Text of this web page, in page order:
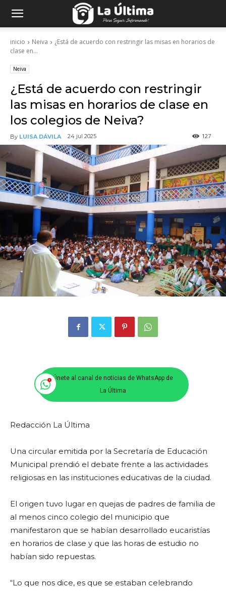
inicio Neiva
¿Está de acuerdo con restringir las misas en horarios de
clase en...
Neiva
¿Está de acuerdo con restringir
las misas en horarios de clase en
los colegios de Neiva?
By LUISA DÁVILA 24 jul 2025 127
Únete al canal de noticias de WhatsApp de
La Última
Redacción La Última
Una circular emitida por la Secretaría de Educación
Municipal prendió el debate frente a las actividades
religiosas en las instituciones educativas de la ciudad.
El origen tuvo lugar en quejas de padres de familia de
al menos cinco colegio del municipio que
manifestaron que se habían desarrollado eucaristías
en horarios de clase y que las horas de estudio no
habían sido repuestas.
“Lo que nos dice, es que se estaban celebrando